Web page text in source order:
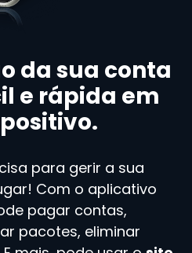
da sua conta
e rápida em
para gerir a sua
Com o aplicativo
pagar contas,
pacotes, eliminar